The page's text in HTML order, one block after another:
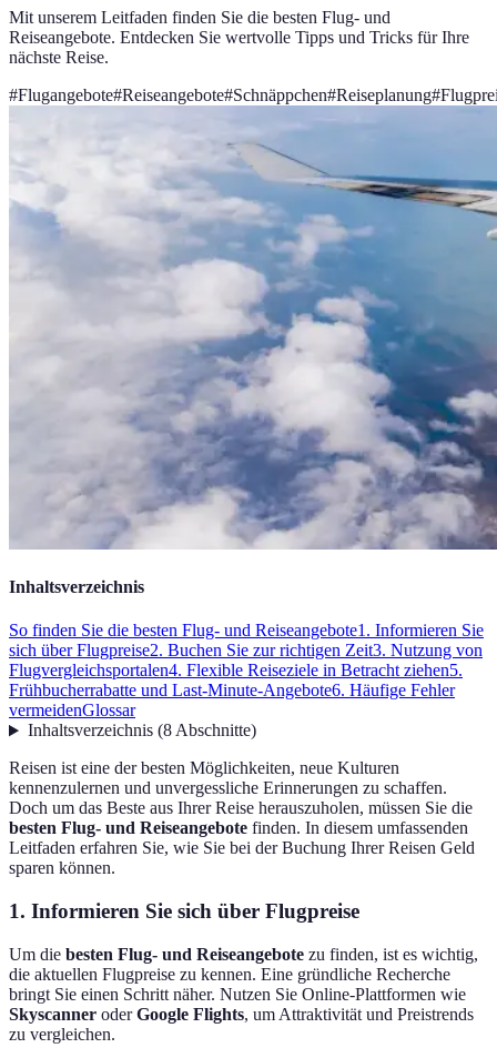
Mit unserem Leitfaden finden Sie die besten Flug- und
Reiseangebote. Entdecken Sie wertvolle Tipps und Tricks für Ihre
nächste Reise.
#Flugangebote#Reiseangebote#Schnäppchen#Reiseplanung#
Inhaltsverzeichnis
So finden Sie die besten Flug- und Reiseangebote1. Informieren Sie
sich über Flugpreise2. Buchen Sie zur richtigen Zeit3. Nutzung von
Flugvergleichsportalen4. Flexible Reiseziele in Betracht ziehen5.
Frühbucherrabatte und Last-Minute-Angebote6. Häufige Fehler
vermeidenGlossar
Inhaltsverzeichnis(8Abschnitte)
Reisen ist eine der besten Möglichkeiten, neue Kulturen
kennenzulernen und unvergessliche Erinnerungen zu schaffen.
Doch um das Beste aus Ihrer Reise herauszuholen, müssen Sie die
besten Flug- und Reiseangebote finden. In diesem umfassenden
Leitfaden erfahren Sie, wie Sie bei der Buchung Ihrer Reisen Geld
sparen können.
1. Informieren Sie sich über Flugpreise
Um die besten Flug- und Reiseangebote zu finden, ist es wichtig,
die aktuellen Flugpreise zu kennen. Eine gründliche Recherche
bringt Sie einen Schritt näher. Nutzen Sie Online-Plattformen wie
Skyscanner oderGoogle Flights, um Attraktivität und Preistrends
zu vergleichen.